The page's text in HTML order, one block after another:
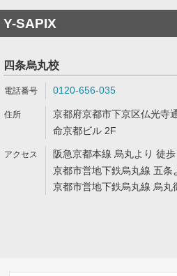
Y-SAPIX
四条烏丸校
0120-656-035
京都府京都市下京区仏光寺
命京都ビル 2F
阪急京都本線 烏丸より 徒
京都市営地下鉄烏丸線 五条
京都市営地下鉄烏丸線 烏丸